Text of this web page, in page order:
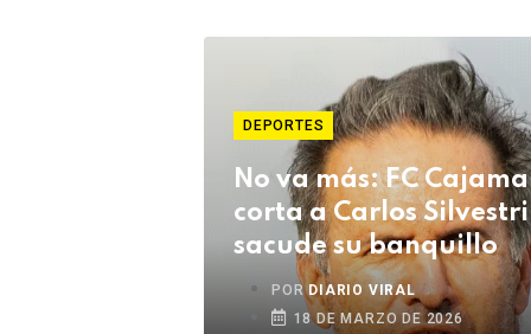
DEPORTES
No va más: FC
corta a Carlos
sacude su banquillo
PORDIARIO VIRAL
18 DE MARZO DE 2026